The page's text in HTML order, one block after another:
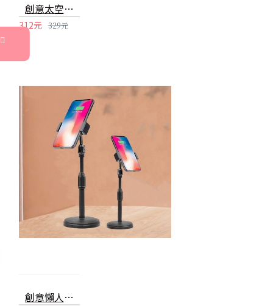
創意太空人造型手機支架 桌面懶人手機平板支架 創意造型桌面裝飾
312元 329元
創意懶人手機支架 圓盤可伸縮旋轉支架 創意直播自拍支架 追劇神器